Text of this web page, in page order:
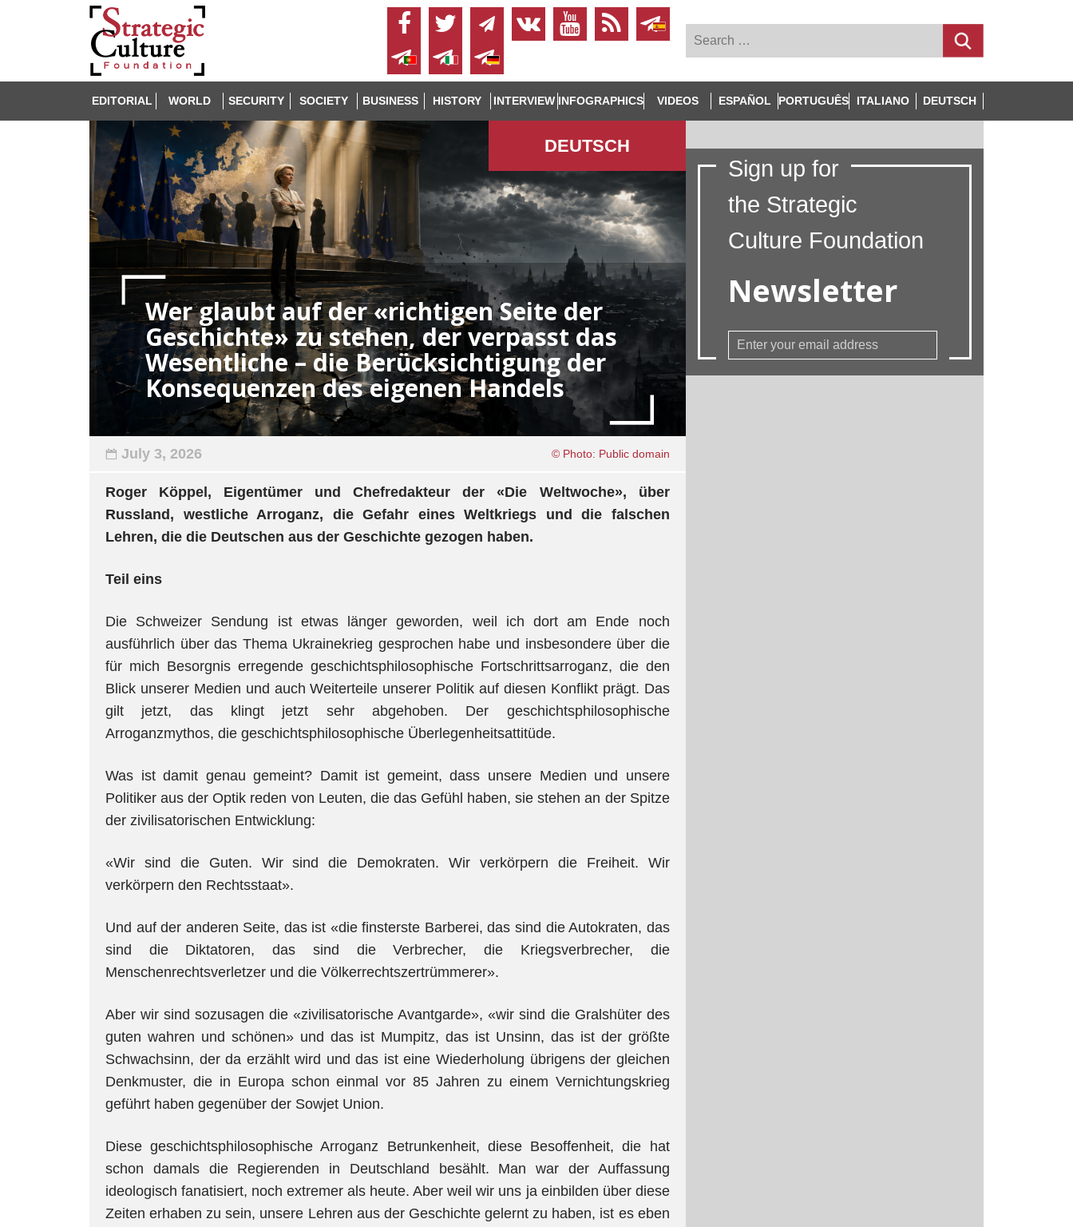
EDITORIAL WORLD SECURITY SOCIETY BUSINESS HISTORY INTERVIEW INFOGRAPHICS VIDEOS ESPAÑOL PORTUGUÊS ITALIANO DEUTSCH
DEUTSCH
Wer glaubt auf der «richtigen Seite der
Geschichte» zu stehen, der verpasst das
Wesentliche – die Berücksichtigung der
Konsequenzen des eigenen Handels
July 3, 2026 © Photo: Public domain
Roger Köppel, Eigentümer und Chefredakteur der «Die Weltwoche», über
Russland, westliche Arroganz, die Gefahr eines Weltkriegs und die falschen
Lehren, die die Deutschen aus der Geschichte gezogen haben.
Teil eins
Die Schweizer Sendung ist etwas länger geworden, weil ich dort am Ende noch
ausführlich über das Thema Ukrainekrieg gesprochen habe und insbesondere über die
für mich Besorgnis erregende geschichtsphilosophische Fortschrittsarroganz, die den
Blick unserer Medien und auch Weiterteile unserer Politik auf diesen Konflikt prägt. Das
gilt jetzt, das klingt jetzt sehr abgehoben. Der geschichtsphilosophische
Arroganzmythos, die geschichtsphilosophische Überlegenheitsattitüde.
Was ist damit genau gemeint? Damit ist gemeint, dass unsere Medien und unsere
Politiker aus der Optik reden von Leuten, die das Gefühl haben, sie stehen an der Spitze
der zivilisatorischen Entwicklung:
«Wir sind die Guten. Wir sind die Demokraten. Wir verkörpern die Freiheit. Wir
verkörpern den Rechtsstaat».
Und auf der anderen Seite, das ist «die finsterste Barberei, das sind die Autokraten, das
sind die Diktatoren, das sind die Verbrecher, die Kriegsverbrecher, die
Menschenrechtsverletzer und die Völkerrechtszertrümmerer».
Aber wir sind sozusagen die «zivilisatorische Avantgarde», «wir sind die Gralshüter des
guten wahren und schönen» und das ist Mumpitz, das ist Unsinn, das ist der größte
Schwachsinn, der da erzählt wird und das ist eine Wiederholung übrigens der gleichen
Denkmuster, die in Europa schon einmal vor 85 Jahren zu einem Vernichtungskrieg
geführt haben gegenüber der Sowjet Union.
Diese geschichtsphilosophische Arroganz Betrunkenheit, diese Besoffenheit, die hat
schon damals die Regierenden in Deutschland besählt. Man war der Auffassung
ideologisch fanatisiert, noch extremer als heute. Aber weil wir uns ja einbilden über diese
Zeiten erhaben zu sein, unsere Lehren aus der Geschichte gelernt zu haben, ist es eben
Sign up for
the Strategic
Culture Foundation
Newsletter